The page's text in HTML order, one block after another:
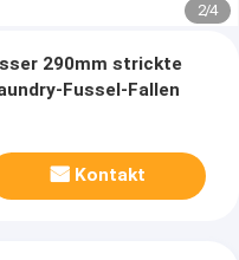
2/4
290mm strickte
Fussel-Fallen
Kontakt